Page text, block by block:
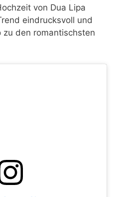
von Dua Lipa
eindrucksvoll und
zu den romantischsten